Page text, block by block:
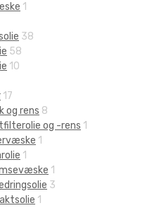
1
38
58
10
17
og rens 8
og -rens 1
1
1
1
3
1